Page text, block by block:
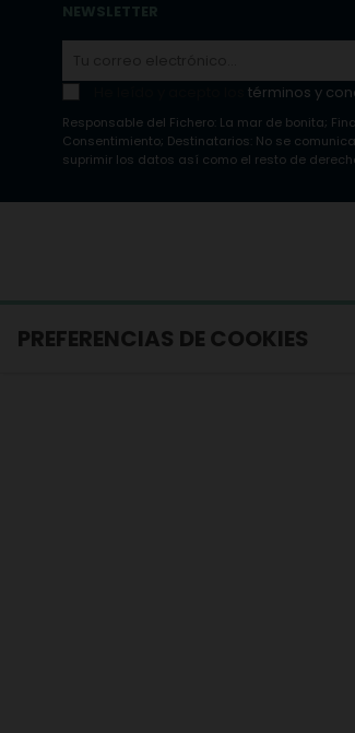
NEWSLETTER
términos y
Responsable del Fichero: La mar de bonita;
Consentimiento; Destinatarios: No se
suprimir los datos así como el resto de
PREFERENCIAS DE COOKIES